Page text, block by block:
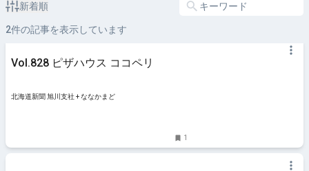
新着順
2件の記事を表示しています
Vol.828 ピザハウス ココペリ
北海道新聞 旭川支社 + ななかまど
1